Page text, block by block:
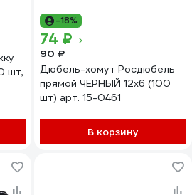
шт,
-18%
74 ₽
90 ₽
Дюбель-хомут Росдюбель
прямой ЧЕРНЫЙ 12х6 (100
шт) арт. 15-0461
В корзину